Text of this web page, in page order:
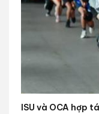
ISU và OCA hợp